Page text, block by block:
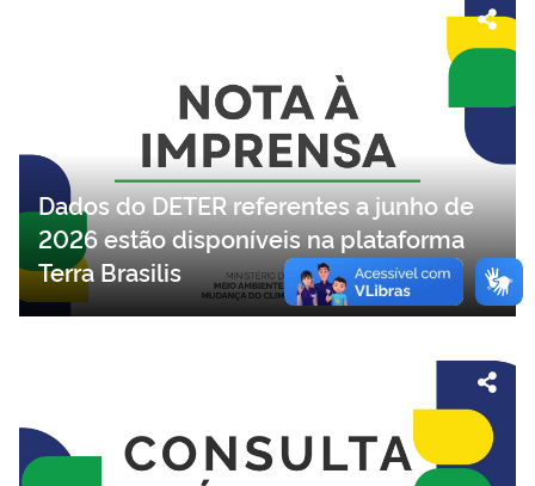
Dados do DETER referentes a junho de
2026 estão disponíveis na plataforma
Terra Brasilis